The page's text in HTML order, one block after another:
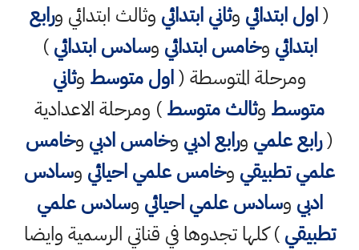
(اول ابتدائي وثاني ابتدائي وثالث ابتدائي ورابع
ابتدائي وخامس ابتدائي وسادس ابتدائي)
ومرحلة المتوسطة (اول متوسط وثاني
متوسط وثالث متوسط) ومرحلة الاعدادية
(رابع علمي ورابع ادبي وخامس ادبي وخامس
علمي تطبيقي وخامس علمي احيائي وسادس
ادبي وسادس علمي احيائي وسادس علمي
تطبيقي) كلها تجدوها في قناتي الرسمية وايضا